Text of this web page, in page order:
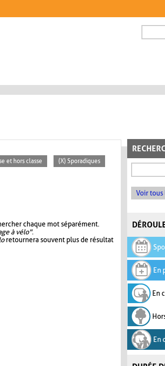
Voir tous
En
En
En
et hors classe (X) Sporadiques
chaque mot séparément.
à vélo".
retournera souvent plus de résultat